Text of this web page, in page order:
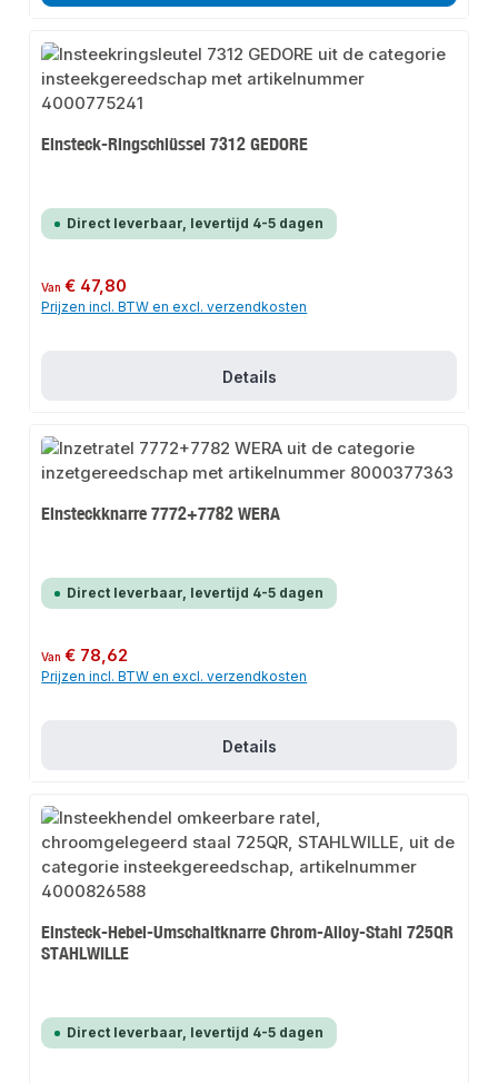
Einsteck-Ringschlüssel 7312 GEDORE
Direct leverbaar, levertijd 4-5 dagen
Normale prijs:
Van€ 47,80
Prijzen incl. BTW en excl. verzendkosten
Details
Einsteckknarre 7772+7782 WERA
Direct leverbaar, levertijd 4-5 dagen
Normale prijs:
Van€ 78,62
Prijzen incl. BTW en excl. verzendkosten
Details
Einsteck-Hebel-Umschaltknarre Chrom-Alloy-Stahl 725QR
STAHLWILLE
Direct leverbaar, levertijd 4-5 dagen